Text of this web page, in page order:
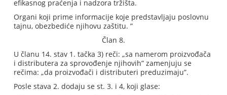
efikasnog praćenja i nadzora tržišta.
Organi koji prime informacije koje predstavljaju poslovnu
tajnu, obezbediće njihovu zaštitu. ”
Član 8.
U članu 14. stav 1. tačka 3) reči: „sa namerom proizvođača
i distributera za sprovođenje njihovih” zamenjuju se
rečima: „da proizvođači i distributeri preduzimaju”.
Posle stava 2. dodaju se st. 3. i 4, koji glase: